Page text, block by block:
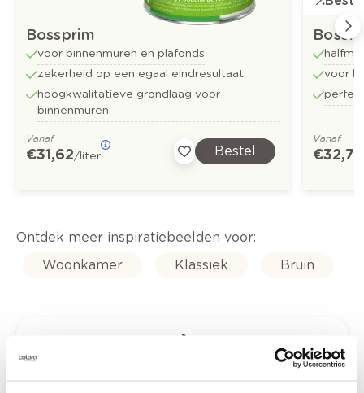
Bossprim
voor binnenmuren en plafonds
zekerheid op een egaal eindresultaat
hoogkwalitatieve grondlaag voor
binnenmuren
Vanaf
€ 31,62/liter Bestel
voor
Vanaf
€ 32,73
Ontdek meer inspiratiebeelden voor:
Woonkamer
Klassiek Bruin